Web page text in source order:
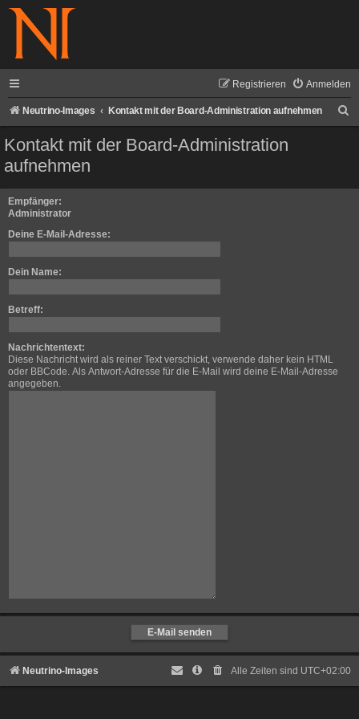
Anmelden
Registrieren
Neutrino-Images Kontakt mit der Board-Administration aufnehmen
Kontakt mit der Board-Administration
aufnehmen
Empfänger:
Administrator
Deine E-Mail-Adresse:
Dein Name:
Betreff:
Nachrichtentext:
Diese Nachricht wird als reiner Text verschickt, verwende daher kein HTML
oder BBCode. Als Antwort-Adresse für die E-Mail wird deine E-Mail-Adresse
angegeben.
Neutrino-Images Alle Zeiten sind UTC+02:00